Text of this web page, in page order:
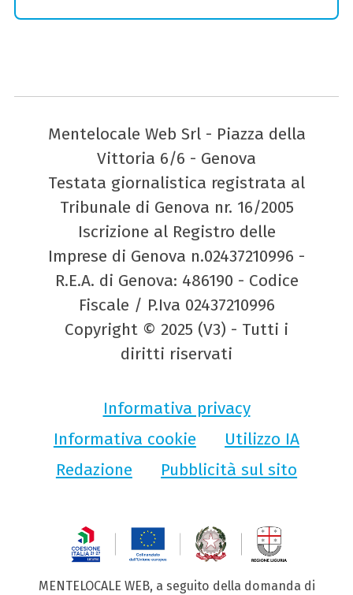
Mentelocale Web Srl - Piazza della
Vittoria 6/6 - Genova
Testata giornalistica registrata al
Tribunale di Genova nr. 16/2005
Iscrizione al Registro delle
Imprese di Genova n.02437210996 -
R.E.A. di Genova: 486190 - Codice
Fiscale / P.Iva 02437210996
Copyright © 2025 (V3) - Tutti i
diritti riservati
Informativa privacy
Informativa cookie
Utilizzo IA
Redazione
Pubblicità sul sito
MENTELOCALE WEB, a seguito della domanda di